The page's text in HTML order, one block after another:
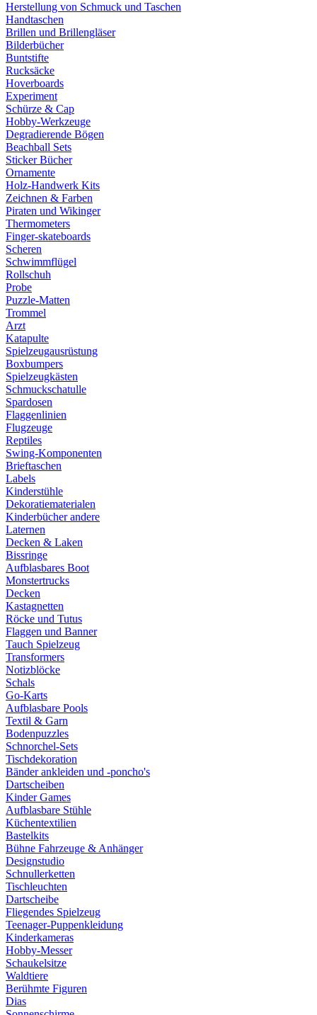
Herstellung von Schmuck und Taschen
Handtaschen
Brillen und Brillengläser
Bilderbücher
Buntstifte
Rucksäcke
Hoverboards
Experiment
Schürze & Cap
Hobby-Werkzeuge
Degradierende Bögen
Beachball Sets
Sticker Bücher
Ornamente
Holz-Handwerk Kits
Zeichnen & Farben
Piraten und Wikinger
Thermometers
Finger-skateboards
Scheren
Schwimmflügel
Rollschuh
Probe
Puzzle-Matten
Trommel
Arzt
Katapulte
Spielzeugausrüstung
Boxbumpers
Spielzeugkästen
Schmuckschatulle
Spardosen
Flaggenlinien
Flugzeuge
Reptiles
Swing-Komponenten
Brieftaschen
Labels
Kinderstühle
Dekoratiematerialen
Kinderbücher andere
Laternen
Decken & Laken
Bissringe
Aufblasbares Boot
Monstertrucks
Decken
Kastagnetten
Röcke und Tutus
Flaggen und Banner
Tauch Spielzeug
Transformers
Notizblöcke
Schals
Go-Karts
Aufblasbare Pools
Textil & Garn
Bodenpuzzles
Schnorchel-Sets
Tischdekoration
Bänder ankleiden und -poncho's
Dartscheiben
Kinder Games
Aufblasbare Stühle
Küchentextilien
Bastelkits
Bühne Fahrzeuge & Anhänger
Designstudio
Schnullerketten
Tischleuchten
Dartscheibe
Fliegendes Spielzeug
Teenager-Puppenkleidung
Kinderkameras
Hobby-Messer
Schaukelsitze
Waldtiere
Berühmte Figuren
Dias